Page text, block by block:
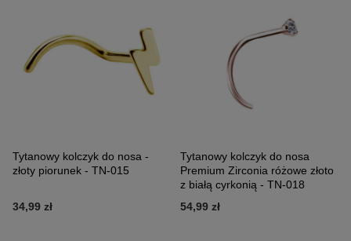
Tytanowy kolczyk do nosa -
złoty piorunek - TN-015
34,99 zł
Tytanowy kolczyk do nosa
Premium Zirconia różowe złoto
z białą cyrkonią - TN-018
54,99 zł